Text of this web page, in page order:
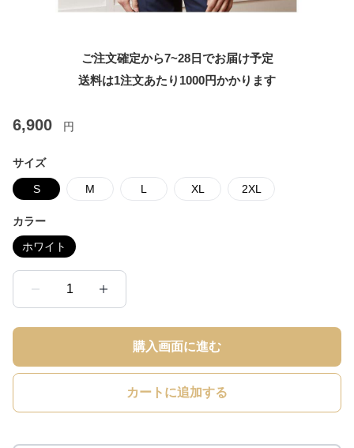
ご注文確定から7~28日でお届け予定
送料は1注文あたり 1000円かかります
6,900 円
サイズ
S M L XL 2XL
カラー
ホワイト
1
購入画面に進む
カートに追加する